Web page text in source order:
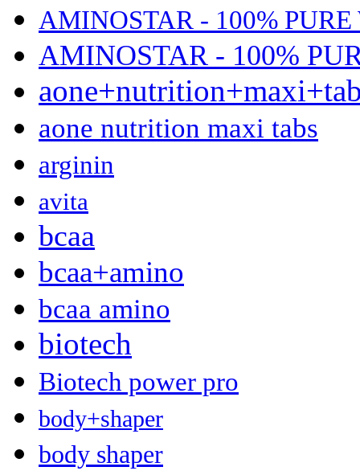
AMINOSTAR - 100%
AMINOSTAR - 100%
aone nutrition maxi tabs
arginin
avita
bcaa
bcaa+amino
bcaa amino
biotech
Biotech power pro
body+shaper
body shaper